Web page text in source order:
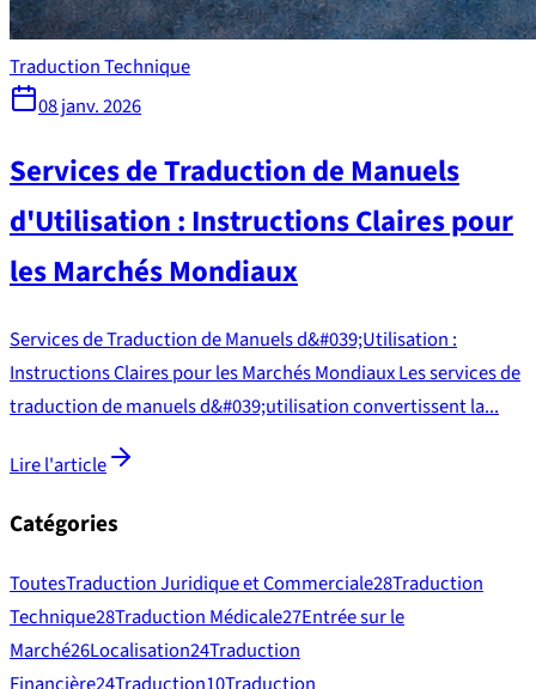
Traduction Technique
08 janv. 2026
Services de Traduction de Manuels
d'Utilisation : Instructions Claires pour
les Marchés Mondiaux
Services de Traduction de Manuels d&#039;Utilisation :
Instructions Claires pour les Marchés Mondiaux Les services de
traduction de manuels d&#039;utilisation convertissent la...
Lire l'article
Catégories
ToutesTraduction Juridique et Commerciale28Traduction
Technique28Traduction Médicale27Entrée sur le
Marché26Localisation24Traduction